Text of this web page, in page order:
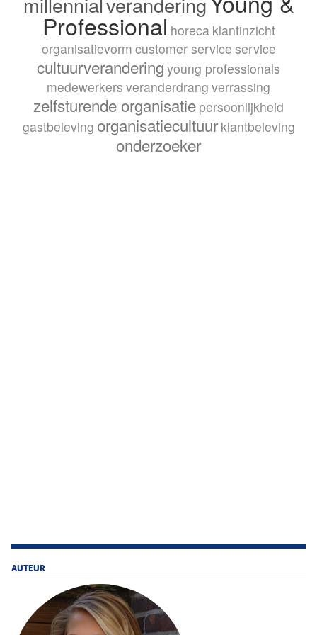
Professional horeca klantinzicht
organisatievorm customer service service
cultuurverandering young professionals
medewerkers veranderdrang verrassing
zelfsturende organisatie persoonlijkheid
gastbeleving organisatiecultuur klantbeleving
onderzoeker
AUTEUR